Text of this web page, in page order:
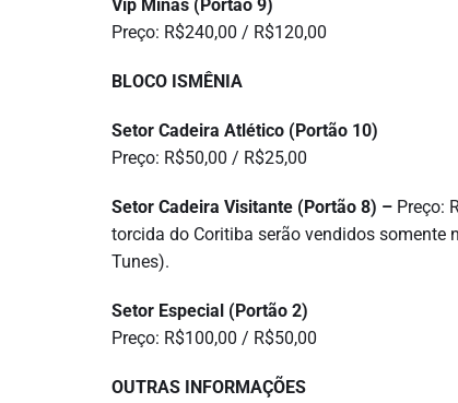
Vip Minas (Portão 9)
Preço: R$240,00 / R$120,00
BLOCO ISMÊNIA
Setor Cadeira Atlético (Portão 10)
Preço: R$50,00 / R$25,00
Setor Cadeira Visitante (Portão 8) – Preço:
torcida do Coritiba serão vendidos somente
Tunes).
Setor Especial (Portão 2)
Preço: R$100,00 / R$50,00
OUTRAS INFORMAÇÕES